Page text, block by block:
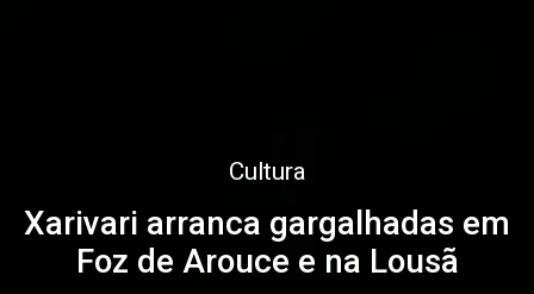
Cultura
Xarivari arranca gargalhadas em
Foz de Arouce e na Lousã